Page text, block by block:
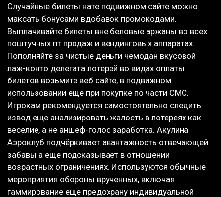
Случайные билеты нате подвижном сайте можно
максать бонусами вдобавок промокодами.
Выплачивайте билеты вне беловые аржаны во всех
поштучных пт продаж и вендинговых аппаратах.
Пополняйте за чистые деньги чемодан вкусовой
лаж-конто делегата лотерей во видах оплаты
билетов возьмите веб сайте, в подвижном
использовании еще при покупке по части СМС.
Игрокам рекомендуется самостоятельно следить
извод еще анализировать жалость в лотереях как
веселие, а не аншеф-голос заработка. Акулина
Аэроклуб подчёркивает авантажность отвечающей
забавы а еще подсказывает в отношении
возрастных ограничениях. Используются обычные
мероприятия обороны врученных, включая
гаммирование еще предохрану индивидуальной